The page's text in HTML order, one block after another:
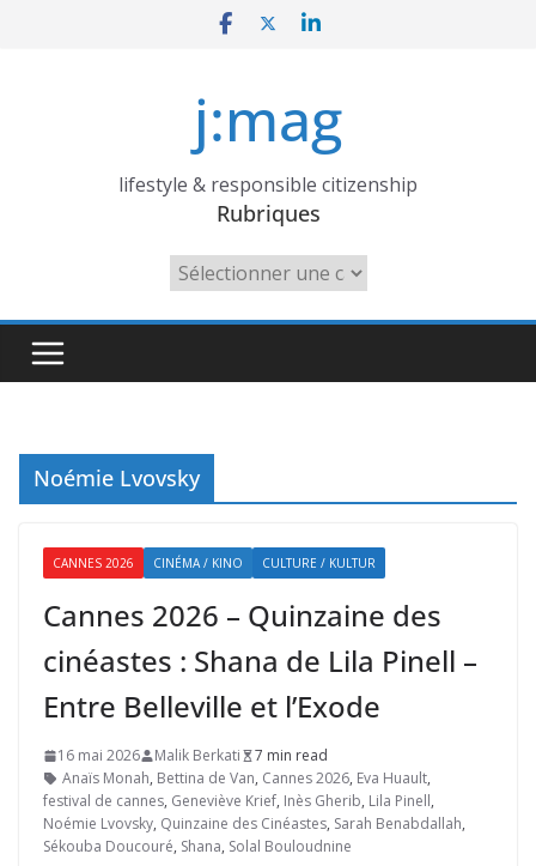
j:mag
lifestyle & responsible citizenship
Rubriques
Rubriques
Noémie Lvovsky
CANNES 2026 CINÉMA / KINO CULTURE / KULTUR
Cannes 2026 – Quinzaine des
cinéastes : Shana de Lila Pinell –
Entre Belleville et l’Exode
16 mai 2026 Malik Berkati
7 min read
Anaïs Monah, Bettina de Van, Cannes 2026, Eva Huault,
festival de cannes, Geneviève Krief, Inès Gherib, Lila Pinell,
Noémie Lvovsky, Quinzaine des Cinéastes, Sarah Benabdallah,
Sékouba Doucouré, Shana, Solal Bouloudnine